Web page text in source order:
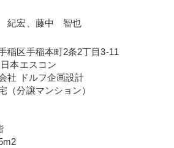
紀宏、藤中 智也
稲区手稲本町2条2丁目3-11
本エスコン
社 ドルフ企画設計
（分譲マンション）